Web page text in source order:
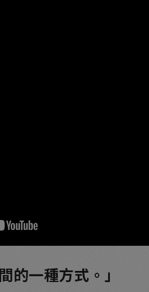
的一種方式。」